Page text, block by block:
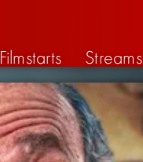
Filmstarts Streams